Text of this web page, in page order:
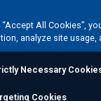
polvo seco para
debido a que las
“Accept All Cookies”,
analyze site
Necessary
Cookies